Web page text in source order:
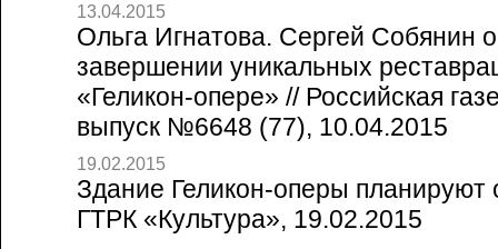
13.04.2015
Ольга Игнатова. Сергей Собянин
завершении уникальных
«Геликон-опере» // Российская
выпуск №6648 (77), 10.04.2015
19.02.2015
Здание Геликон-оперы планируют
ГТРК «Культура», 19.02.2015